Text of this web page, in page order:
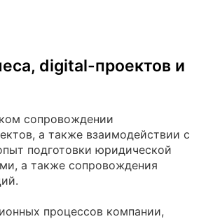
digital-проектов и
сопровождении
а также взаимодействии с
подготовки юридической
а также сопровождения
процессов компании,